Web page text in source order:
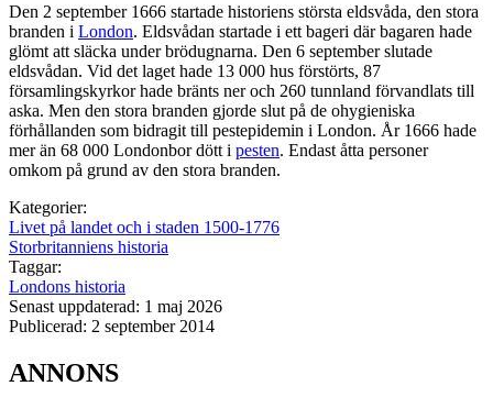
Den 2 september 1666 startade historiens största eldsvåda, den stora
branden i London. Eldsvådan startade i ett bageri där bagaren hade
glömt att släcka under brödugnarna. Den 6 september slutade
eldsvådan. Vid det laget hade 13 000 hus förstörts, 87
församlingskyrkor hade bränts ner och 260 tunnland förvandlats till
aska. Men den stora branden gjorde slut på de ohygieniska
förhållanden som bidragit till pestepidemin i London. År 1666 hade
mer än 68 000 Londonbor dött i pesten. Endast åtta personer
omkom på grund av den stora branden.
Kategorier:
Livet på landet och i staden 1500-1776
Storbritanniens historia
Taggar:
Londons historia
Senast uppdaterad: 1 maj 2026
Publicerad: 2 september 2014
ANNONS